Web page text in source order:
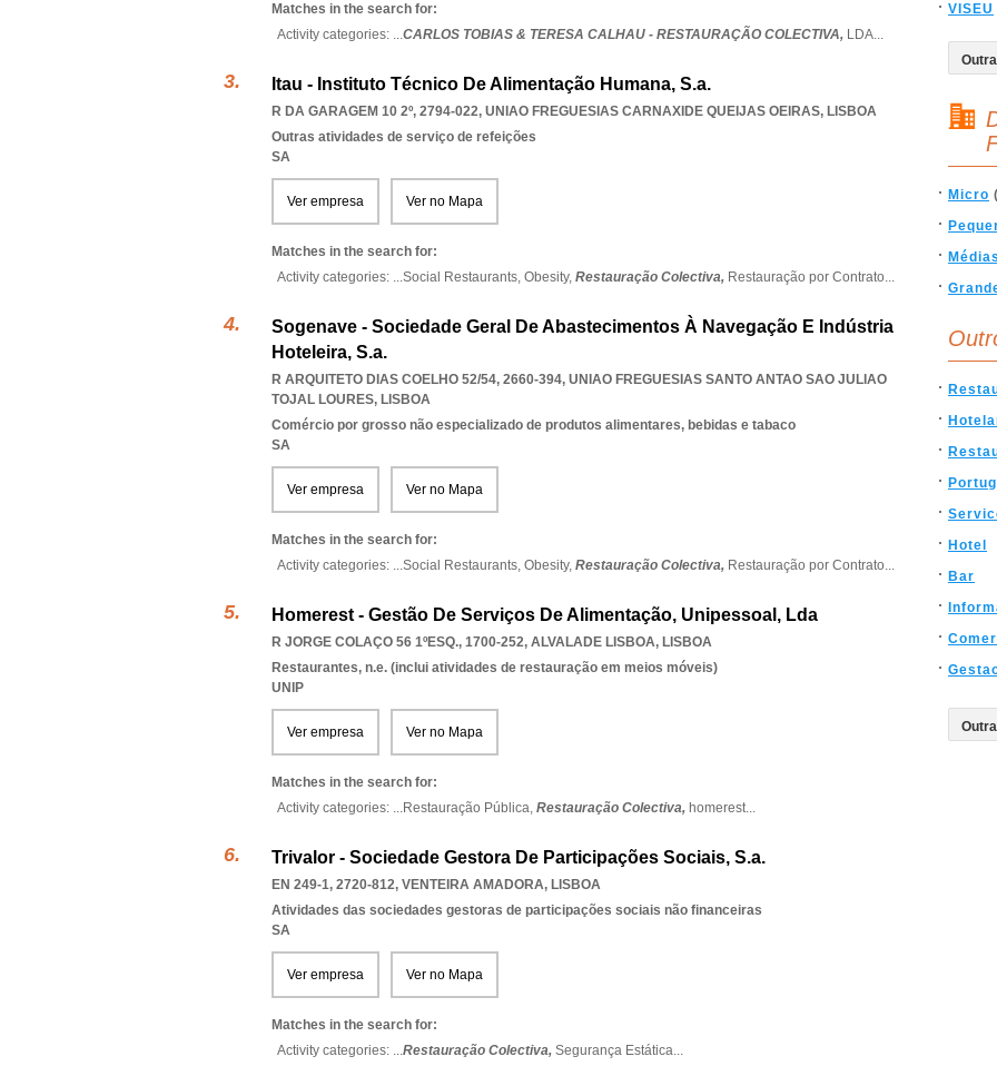
Matches in the search for:
Activity categories: ...CARLOS TOBIAS & TERESA CALHAU - RESTAURAÇÃO COLECTIVA, LDA...
Itau - Instituto Técnico De Alimentação Humana, S.a.
R DA GARAGEM 10 2º, 2794-022, UNIAO FREGUESIAS CARNAXIDE QUEIJAS OEIRAS, LISBOA
Outras atividades de serviço de refeições
SA
Ver empresa Ver no Mapa
Matches in the search for:
Activity categories: ...Social Restaurants, Obesity, Restauração Colectiva, Restauração por Contrato...
Sogenave - Sociedade Geral De Abastecimentos À Navegação E Indústria
Hoteleira, S.a.
R ARQUITETO DIAS COELHO 52/54, 2660-394, UNIAO FREGUESIAS SANTO ANTAO SAO JULIAO
TOJAL LOURES, LISBOA
Comércio por grosso não especializado de produtos alimentares, bebidas e tabaco
SA
Ver empresa Ver no Mapa
Matches in the search for:
Activity categories: ...Social Restaurants, Obesity, Restauração Colectiva, Restauração por Contrato...
Homerest - Gestão De Serviços De Alimentação, Unipessoal, Lda
R JORGE COLAÇO 56 1ºESQ., 1700-252, ALVALADE LISBOA, LISBOA
Restaurantes, n.e. (inclui atividades de restauração em meios móveis)
UNIP
Ver empresa Ver no Mapa
Matches in the search for:
Activity categories: ...Restauração Pública, Restauração Colectiva, homerest...
Trivalor - Sociedade Gestora De Participações Sociais, S.a.
EN 249-1, 2720-812, VENTEIRA AMADORA, LISBOA
Atividades das sociedades gestoras de participações sociais não financeiras
SA
Ver empresa Ver no Mapa
Matches in the search for:
Activity categories: ...Restauração Colectiva, Segurança Estática...
VISEU
Micro
Médias
Hotel
Bar